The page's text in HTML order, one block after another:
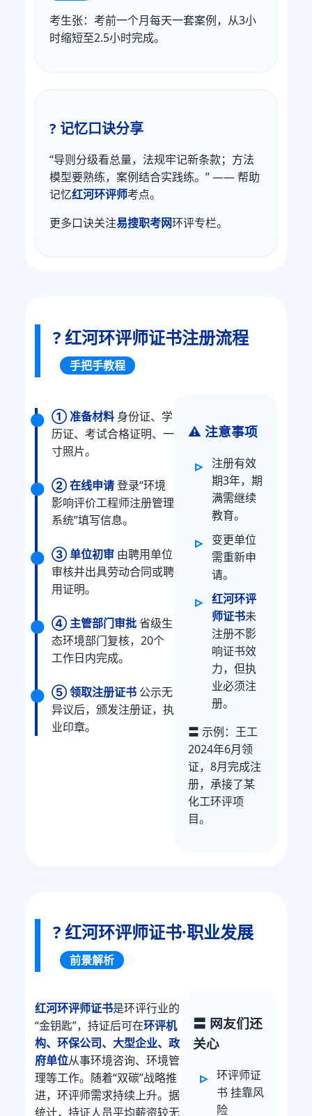
考生张：考前一个月每天一套案例，从3小
时缩短至2.5小时完成。
? 记忆口诀分享
“导则分级看总量，法规牢记新条款；方法
模型要熟练，案例结合实践练。” —— 帮助
记忆红河环评师考点。
更多口诀关注易搜职考网环评专栏。
? 红河环评师证书注册流程
手把手教程
① 准备材料 身份证、学
历证、考试合格证明、一
寸照片。
② 在线申请登录“环境
影响评价工程师注册管理
系统”填写信息。
③ 单位初审 由聘用单位
审核并出具劳动合同或聘
用证明。
④ 主管部门审批省级生
态环境部门复核，20个
工作日内完成。
⑤ 领取注册证书 公示无
异议后，颁发注册证，执
业印章。
⚠️ 注意事项
注册有效
期3年，期
满需继续
教育。
变更单位
需重新申
请。
红河环评
师证书未
注册不影
响证书效
力，但执
业必须注
册。
〓 示例：王工
2024年6月领
证，8月完成注
册，承接了某
化工环评项
目。
? 红河环评师证书·职业发展
前景解析
红河环评师证书是环评行业的
“金钥匙”，持证后可在环评机
构、环保公司、大型企业、政
府单位从事环境咨询、环境管
理等工作。随着“双碳”战略推
进，环评师需求持续上升。据
统计，持证人员平均薪资较无
〓 网友们还
关心
环评师证
书 挂靠风
险